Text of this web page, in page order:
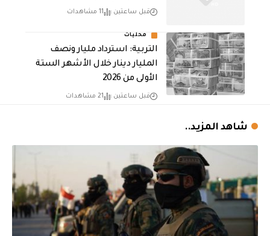
قبل ساعتين 11 مشاهدات
محليات
التربية: استرداد مليار ونصف
المليار دينار خلال الأشهر الستة
الأولى من 2026
قبل ساعتين 21 مشاهدات
شاهد المزيد..